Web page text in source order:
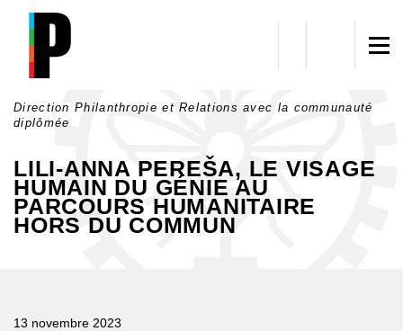
Aller au contenu principal
Direction Philanthropie et Relations avec la communauté
diplômée
LILI-ANNA PEREŠA, LE VISAGE
HUMAIN DU GÉNIE AU
PARCOURS HUMANITAIRE
HORS DU COMMUN
13 novembre 2023